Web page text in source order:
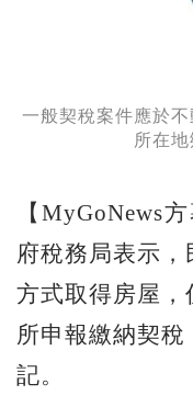
一般契稅案件應於
所在
【MyGoNews
府稅務局表示
方式取得房屋，
所申報繳納契
記。